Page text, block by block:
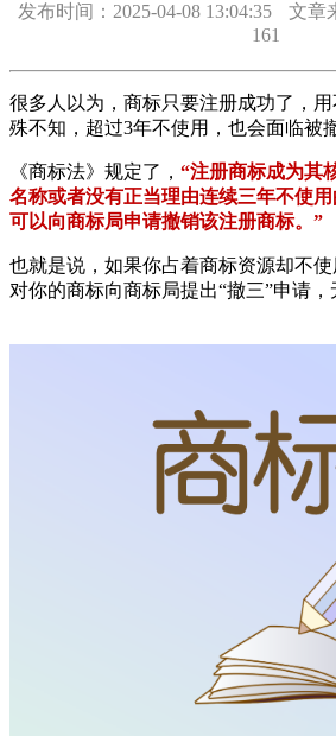
发布时间：2025-04-08 13:04:35 文章
161
很多人以为，商标只要注册成功了，用
殊不知，超过3年不使用，也会面临被
《商标法》规定了， “注册商标成为其
名称或者没有正当理由连续三年不使
可以向商标局申请撤销该注册商标。”
也就是说，如果你占着商标资源却不
对你的商标向商标局提出“撤三”申请，